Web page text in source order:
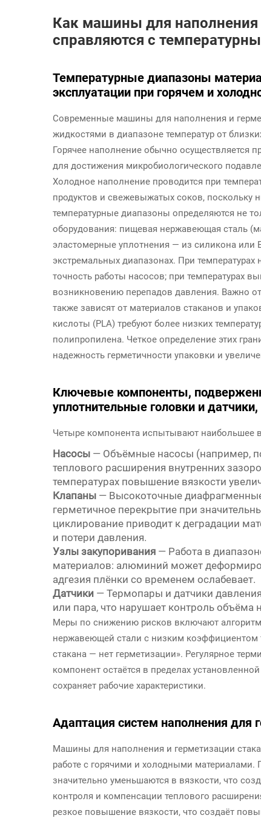
Как машины для наполнения
справляются с
Температурные диапазоны
эксплуатации при горячем и
Современные машины для наполнения и
жидкостями в диапазоне температур от
Горячее наполнение обычно осуществляется
для достижения микробиологического
Холодное наполнение проводится при
продуктов и свежевыжатых соков, поскольку
температурные диапазоны определяются не
оборудования: пищевая нержавеющая сталь
эластомерные уплотнения — из силикона или
экстремальных диапазонах. При температурах
точность работы насосов; при температурах
возникновению перепадов давления. Важно
также зависят от материалов стаканов и
кислоты (PLA) требуют более низких
полипропилена. Четкое определение этих
надежность герметичности упаковки и
Ключевые компоненты,
уплотнительные головки и
Четыре компонента испытывают наибольшее
Насосы — Объёмные насосы (например,
теплового расширения внутренних
температурах повышение вязкости
Клапаны — Высокоточные
герметичное перекрытие при
циклирование приводит к деградации
и потери давления.
Узлы закупоривания — Работа в
материалов: алюминий может
адгезия плёнки со временем ослабевает.
Датчики — Термопары и датчики
или пара, что нарушает контроль объёма
Меры по снижению рисков включают
нержавеющей стали с низким коэффициентом
стакана — нет герметизации». Регулярное
компонент остаётся в пределах
сохраняет рабочие характеристики.
Адаптация систем наполнения для
Машины для наполнения и герметизации
работе с горячими и холодными
значительно уменьшаются в вязкости, что
контроля и компенсации теплового
резкое повышение вязкости, что создаёт